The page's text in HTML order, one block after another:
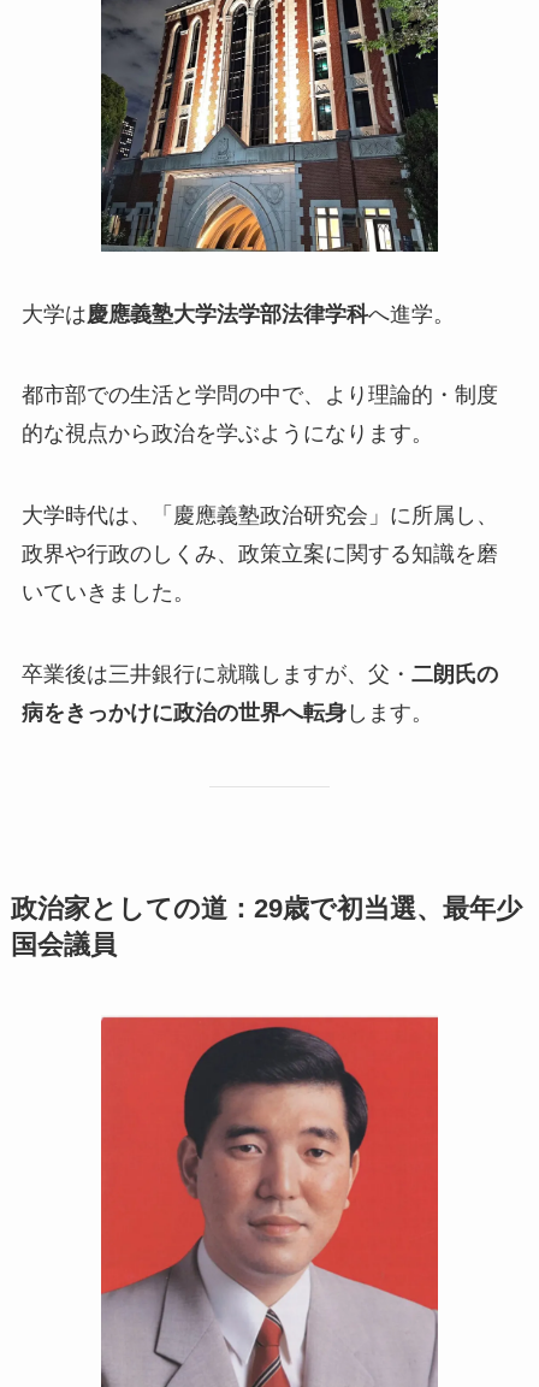
大学は慶應義塾大学法学部法律学科へ進学。
都市部での生活と学問の中で、より理論的・制度
的な視点から政治を学ぶようになります。
大学時代は、「慶應義塾政治研究会」に所属し、
政界や行政のしくみ、政策立案に関する知識を磨
いていきました。
卒業後は三井銀行に就職しますが、父・ 二朗氏の
病をきっかけに政治の世界へ転身します。
政治家としての道：29歳で初当選、最年少
国会議員